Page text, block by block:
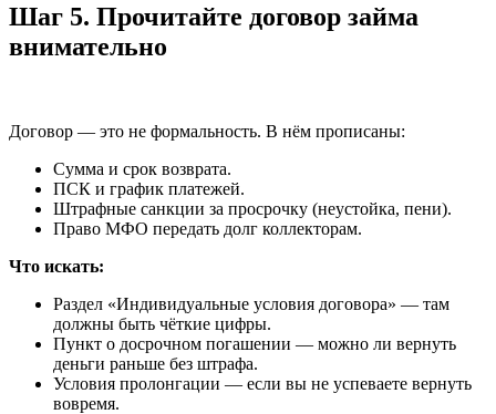
Шаг 5. Прочитайте договор займа
внимательно
Договор — это не формальность. В нём прописаны:
Сумма и срок возврата.
ПСК и график платежей.
Штрафные санкции за просрочку (неустойка, пени).
Право МФО передать долг коллекторам.
Что искать:
Раздел «Индивидуальные условия договора» — там
должны быть чёткие цифры.
Пункт о досрочном погашении — можно ли вернуть
деньги раньше без штрафа.
Условия пролонгации — если вы не успеваете вернуть
вовремя.